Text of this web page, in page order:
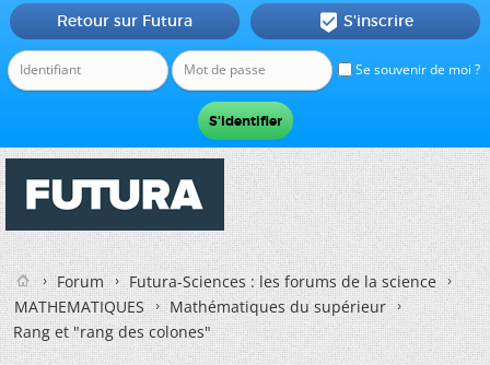
Se souvenir de moi ?
Retour sur Futura  S'inscrire
Forum
Futura-Sciences : les forums de la science
MATHEMATIQUES
Mathématiques du supérieur
Rang et "rang des colones"